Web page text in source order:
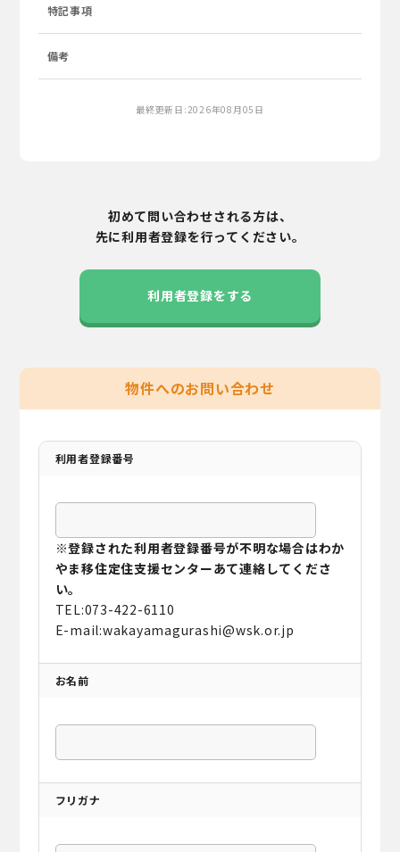
特記事項
備考
最終更新日:2026年08月05日
初めて問い合わせされる方は、
先に利用者登録を行ってください。
利用者登録をする
物件へのお問い合わせ
利用者登録番号
※登録された利用者登録番号が不明な場合はわか
やま移住定住支援センターあて連絡してくださ
い。
TEL:073-422-6110
E-mail:wakayamagurashi@wsk.or.jp
お名前
フリガナ